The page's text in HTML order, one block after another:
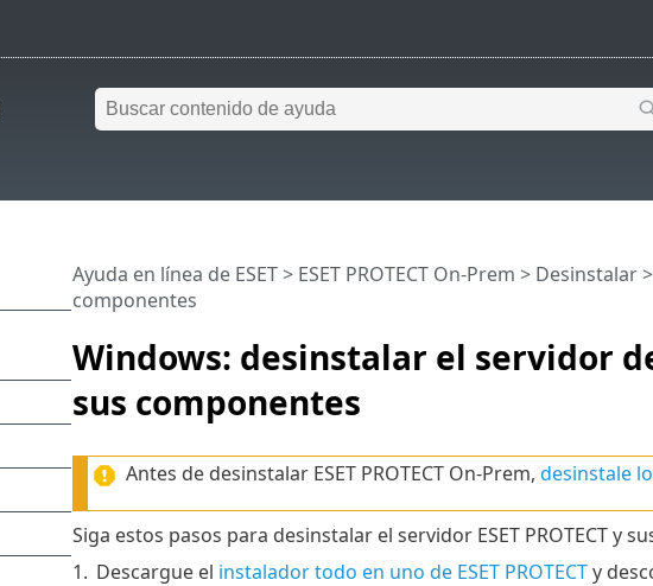
Windows: desinstalar el servidor de
sus componentes
Ayuda en línea de ESET> ESET PROTECT On-Prem > Desinstalar>
componentes
Antes de desinstalar ESET PROTECT On-Prem, desinstale
Siga estos pasos para desinstalar el servidor ESET PROTECT y
1. Descargue el instalador todo en uno de ESET PROTECTy